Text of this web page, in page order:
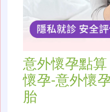
意外懷孕點
懷孕-意外懷
胎